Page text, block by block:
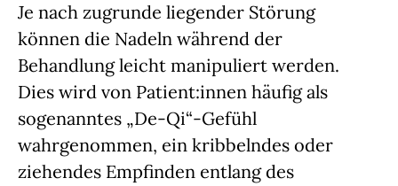
Je nach zugrunde liegender Störung
können die Nadeln während der
Behandlung leicht manipuliert werden.
Dies wird von Patient:innen häufig als
sogenanntes „De-Qi“-Gefühl
wahrgenommen, ein kribbelndes oder
ziehendes Empfinden entlang des